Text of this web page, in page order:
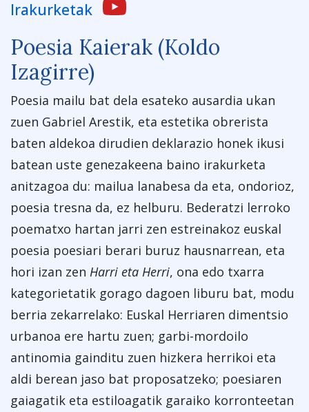
Irakurketak
Poesia Kaierak (Koldo
Izagirre)
Poesia mailu bat dela esateko ausardia ukan
zuen Gabriel Arestik, eta estetika obrerista
baten aldekoa dirudien deklarazio honek ikusi
batean uste genezakeena baino irakurketa
anitzagoa du: mailua lanabesa da eta, ondorioz,
poesia tresna da, ez helburu. Bederatzi lerroko
poematxo hartan jarri zen estreinakoz euskal
poesia poesiari berari buruz hausnarrean, eta
hori izan zen Harri eta Herri, ona edo txarra
kategorietatik gorago dagoen liburu bat, modu
berria zekarrelako: Euskal Herriaren dimentsio
urbanoa ere hartu zuen; garbi-mordoilo
antinomia gainditu zuen hizkera herrikoi eta
aldi berean jaso bat proposatzeko; poesiaren
gaiagatik eta estiloagatik garaiko korronteetan